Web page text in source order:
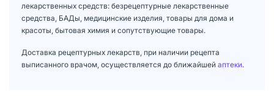
лекарственных средств: безрецептурные лекарственные
средства, БАДы, медицинские изделия, товары для дома и
красоты, бытовая химия и сопутствующие товары.
Доставка рецептурных лекарств, при наличии рецепта
выписанного врачом, осуществляется до ближайшей аптеки.